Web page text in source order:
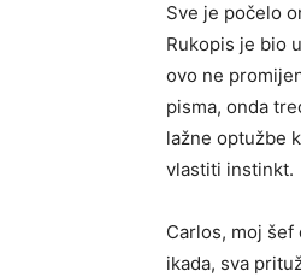
Sve je počelo
Rukopis je bio
ovo ne
pisma, onda
lažne optužbe
vlastiti instinkt.
Carlos, moj šef
ikada, sva